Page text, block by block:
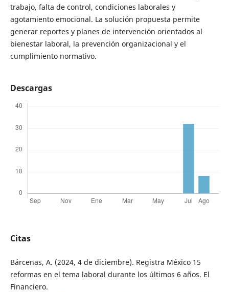
trabajo, falta de control, condiciones laborales y
agotamiento emocional. La solución propuesta permite
generar reportes y planes de intervención orientados al
bienestar laboral, la prevención organizacional y el
cumplimiento normativo.
Descargas
Citas
Bárcenas, A. (2024, 4 de diciembre). Registra México 15
reformas en el tema laboral durante los últimos 6 años. El
Financiero.